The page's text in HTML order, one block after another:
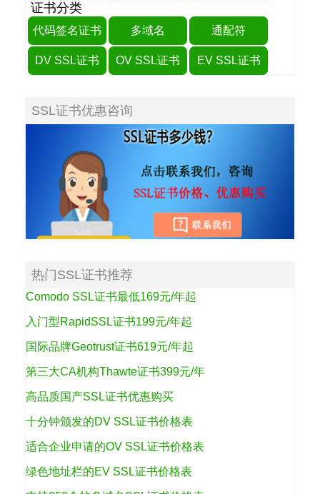
证书分类
代码签名证书 多域名 通配符
DV SSL证书 OV SSL证书 EV SSL证书
SSL证书优惠咨询
热门SSL证书推荐
Comodo SSL证书最低169元/年起
入门型RapidSSL证书199元/年起
国际品牌Geotrust证书619元/年起
第三大CA机构Thawte证书399元/年
高品质国产SSL证书优惠购买
十分钟颁发的DV SSL证书价格表
适合企业申请的OV SSL证书价格表
绿色地址栏的EV SSL证书价格表